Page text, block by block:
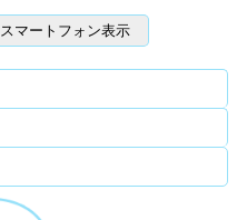
スマートフォン表示